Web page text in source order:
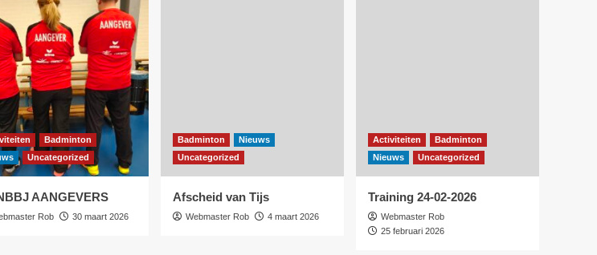
Badminton
Uncategorized
AANGEVERS
Rob 30 maart 2026
Badminton
Nieuws
Uncategorized
Afscheid van Tijs
Webmaster Rob 4 maart 2026
Activiteiten
Badminton
Nieuws
Uncategorized
Training 24-02-2026
Webmaster Rob
25 februari 2026